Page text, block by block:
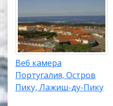
Веб камера
Португалия, Остров
Пику, Лажиш-ду-Пику